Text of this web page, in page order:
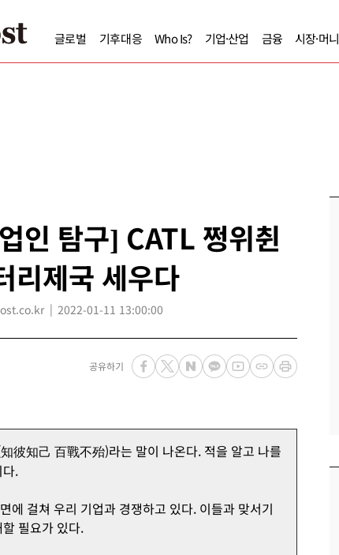
글로벌 기후대응 Who Is? 기업·산업 금융 시장·머니
인 탐구] CATL 쩡위췬
리제국 세우다
2022-01-11 13:00:00
공유하기
彼知己 百戰不殆)라는 말이 나온다. 적을 알고 나를
.
에 걸쳐 우리 기업과 경쟁하고 있다. 이들과 맞서기
필요가 있다.